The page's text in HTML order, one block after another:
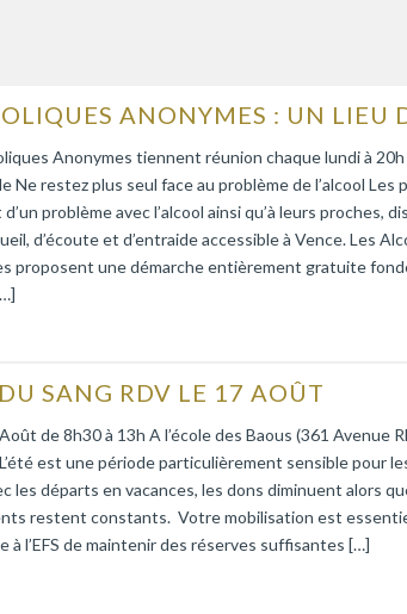
Anonymes tiennent réunion chaque lundi à 20h
Ne restez plus seul face au problème de l’alcool Les
problème avec l’alcool ainsi qu’à leurs proches,
d’écoute et d’entraide accessible à Vence. Les
proposent une démarche entièrement gratuite
SANG RDV LE 17 AOÛT
de 8h30 à 13h A l’école des Baous (361 Avenue
est une période particulièrement sensible pour
les départs en vacances, les dons diminuent alors
restent constants. Votre mobilisation est
à l’EFS de maintenir des réserves suffisantes […]